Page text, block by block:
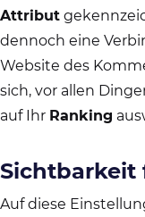
Attribut
dennoch eine
Website des
sich, vor allen
auf Ihr Ranking
Sichtbarkeit
Auf diese